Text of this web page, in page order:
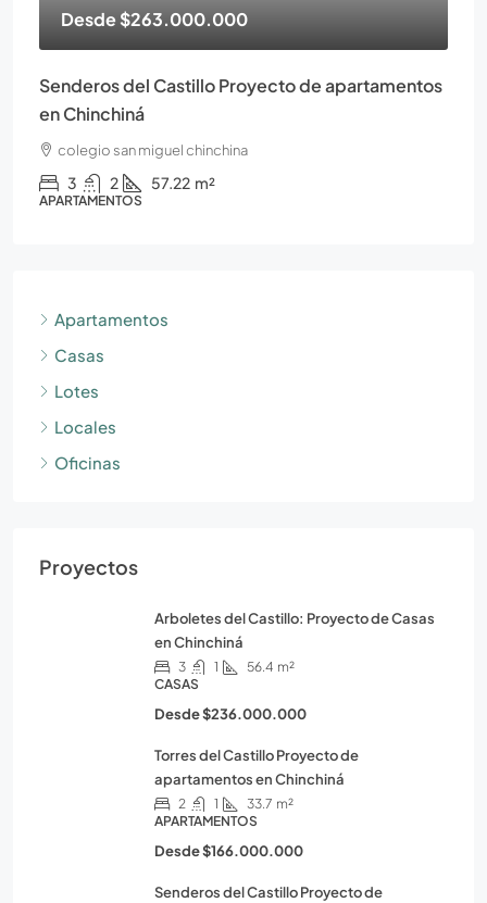
Desde$263.000.000
Senderos del Castillo Proyecto de apartamentos
en Chinchiná
colegio san miguel chinchina
3 2 57.22 m²
APARTAMENTOS
Apartamentos
Casas
Lotes
Locales
Oficinas
Proyectos
Arboletes del Castillo: Proyecto de Casas
en Chinchiná
3 1 56.4 m²
CASAS
Desde$236.000.000
Torres del Castillo Proyecto de
apartamentos en Chinchiná
2 1 33.7 m²
APARTAMENTOS
Desde$166.000.000
Senderos del Castillo Proyecto de